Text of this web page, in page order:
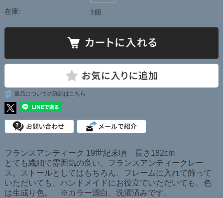
在庫: 1個
返品についての詳細はこちら
フランスアンティーク 19世紀末頃 長さ182cm
とても繊細で雰囲気の良い、フランスアンティークレー
ス。ストールとしてはもちろん、フレームに入れて飾って
いただいても、ハンドメイドにお役立ていただいても。色
は生成り色。 ※カラー漂白、洗濯済みです。